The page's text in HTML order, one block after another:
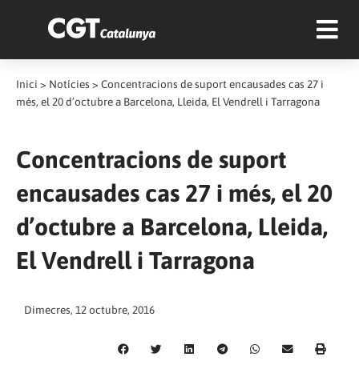
Inici > Notícies > Concentracions de suport encausades cas 27 i
més, el 20 d’octubre a Barcelona, Lleida, El Vendrell i Tarragona
Concentracions de suport
encausades cas 27 i més, el 20
d’octubre a Barcelona, Lleida,
El Vendrell i Tarragona
Dimecres, 12 octubre, 2016